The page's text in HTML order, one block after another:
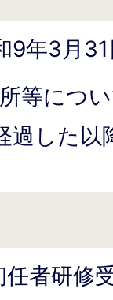
9年3月
等につ
過した以
任者研修